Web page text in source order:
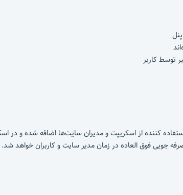
توسط کاربر
استفاده کننده از اسکریپت و مدیران سایت‌ها اضافه شده
جویی فوق العاده در زمان مدیر سایت و کاربران خواهد شد.